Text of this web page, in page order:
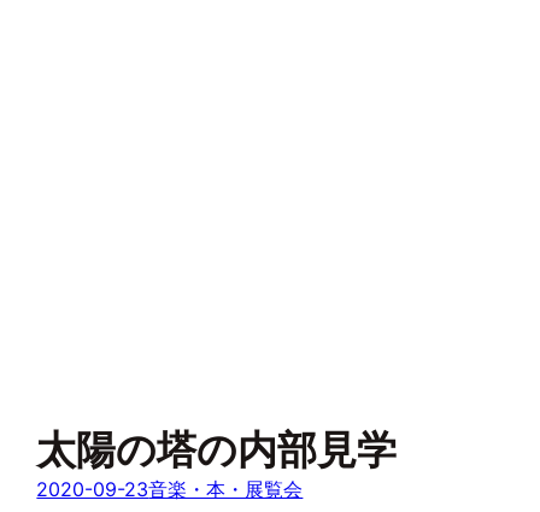
太陽の塔の内部見学
2020-09-23音楽・本・展覧会